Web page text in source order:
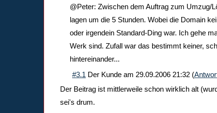
@Peter: Zwischen dem Auftrag zum Umzug/
lagen um die 5 Stunden. Wobei die Domain
oder irgendein Standard-Ding war. Ich gehe
Werk sind. Zufall war das bestimmt keiner,
hintereinander...
#3.1 Der Kunde am 29.09.2006 21:32 (
Der Beitrag ist mittlerweile schon wirklich alt
sei's drum.